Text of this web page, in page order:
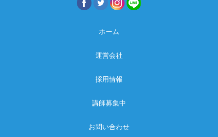
ホーム
運営会社
採用情報
講師募集中
お問い合わせ